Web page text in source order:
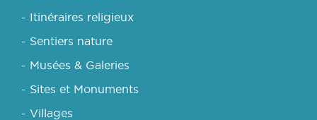
- Itinéraires religieux
- Sentiers nature
- Musées & Galeries
- Sites et Monuments
- Villages